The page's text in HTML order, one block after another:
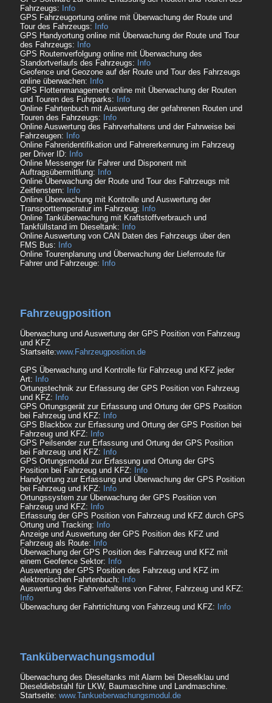
Fahrzeugs:
Info
GPS Fahrzeugortung online mit Überwachung der Route und
Tour des Fahrzeugs:
Info
GPS Handyortung online mit Überwachung der Route und Tour
des Fahrzeugs:
Info
GPS Routenverfolgung online mit Überwachung des
Standortverlaufs des Fahrzeugs:
Info
Geofence und Geozone auf der Route und Tour des Fahrzeugs
online überwachen:
Info
GPS Flottenmanagement online mit Überwachung der Routen
und Touren des Fuhrparks:
Info
Online Fahrtenbuch mit Auswertung der gefahrenen Routen und
Touren des Fahrzeugs:
Info
Online Auswertung des Fahrverhaltens und der Fahrweise bei
Fahrzeugen:
Info
Online Fahreridentifikation und Fahrererkennung im Fahrzeug
per Driver ID:
Info
Online Messenger für Fahrer und Disponent mit
Auftragsübermittlung:
Info
Online Überwachung der Route und Tour des Fahrzeugs mit
Zeitfenstern:
Info
Online Überwachung mit Kontrolle und Auswertung der
Transporttemperatur im Fahrzeug:
Info
Online Tanküberwachung mit Kraftstoffverbrauch und
Tankfüllstand im Dieseltank:
Info
Online Auswertung von CAN Daten des Fahrzeugs über den
FMS Bus:
Info
Online Tourenplanung und Überwachung der Lieferroute für
Fahrer und Fahrzeuge:
Info
Fahrzeugposition
Überwachung und Auswertung der GPS Position von Fahrzeug
und KFZ
Startseite:www.Fahrzeugposition.de
GPS Überwachung und Kontrolle für Fahrzeug und KFZ jeder
Art:
Info
Ortungstechnik zur Erfassung der GPS Position von Fahrzeug
und KFZ:
Info
GPS Ortungsgerät zur Erfassung und Ortung der GPS Position
bei Fahrzeug und KFZ:
Info
GPS Blackbox zur Erfassung und Ortung der GPS Position bei
Fahrzeug und KFZ:
Info
GPS Peilsender zur Erfassung und Ortung der GPS Position
bei Fahrzeug und KFZ:
Info
GPS Ortungsmodul zur Erfassung und Ortung der GPS
Position bei Fahrzeug und KFZ:
Info
Handyortung zur Erfassung und Überwachung der GPS Position
bei Fahrzeug und KFZ:
Info
Ortungssystem zur Überwachung der GPS Position von
Fahrzeug und KFZ:
Info
Erfassung der GPS Position von Fahrzeug und KFZ durch GPS
Ortung und Tracking:
Info
Anzeige und Auswertung der GPS Position des KFZ und
Fahrzeug als Route:
Info
Überwachung der GPS Position des Fahrzeug und KFZ mit
einem Geofence Sektor:
Info
Auswertung der GPS Position des Fahrzeug und KFZ im
elektronischen Fahrtenbuch:
Info
Auswertung des Fahrverhaltens von Fahrer, Fahrzeug und KFZ:
Info
Überwachung der Fahrtrichtung von Fahrzeug und KFZ:
Info
Tanküberwachungsmodul
Überwachung des Dieseltanks mit Alarm bei Dieselklau und
Dieseldiebstahl für LKW, Baumaschine und Landmaschine.
Startseite: www.Tankueberwachungsmodul.de